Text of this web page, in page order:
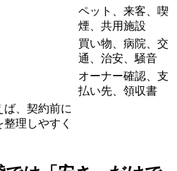
ペット、来客、喫
煙、共用施設
買い物、病院、交
通、治安、騒音
オーナー確認、支
払い先、領収書
ば、契約前に
理しやすく